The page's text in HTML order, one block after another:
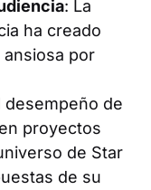
: La
ha creado
por
desempeño de
proyectos
de Star
de su